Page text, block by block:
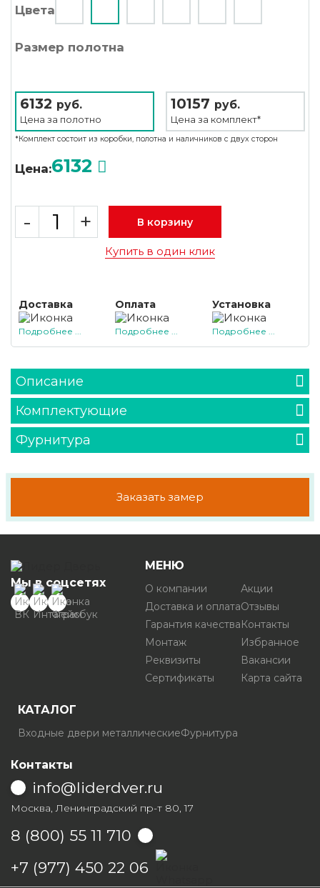
Цвета
Размер полотна
6132 руб.
Цена за полотно
10157 руб.
Цена за комплект*
*Комплект состоит из коробки, полотна и наличников с двух сторон
Цена:6132
- + В корзину
Купить в один клик
Доставка
Подробнее ...
Оплата
Подробнее ...
Установка
Подробнее ...
Описание
Комплектующие
Фурнитура
Заказать замер
Мы в соцсетях
МЕНЮ
О компании
Доставка и оплата
Гарантия качества
Монтаж
Реквизиты
Сертификаты
Акции
Отзывы
Контакты
Избранное
Вакансии
Карта сайта
КАТАЛОГ
Входные двери металлическиеФурнитура
Контакты
info@liderdver.ru
Москва, Ленинградский пр-т 80, 17
8 (800) 55 11 710
+7 (977) 450 22 06
Написать на Whatsapp